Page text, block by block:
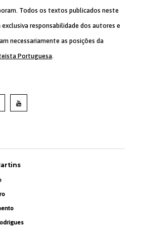
Todos os textos publicados neste
exclusiva responsabilidade dos autores e
necessariamente as posições da
Portuguesa.